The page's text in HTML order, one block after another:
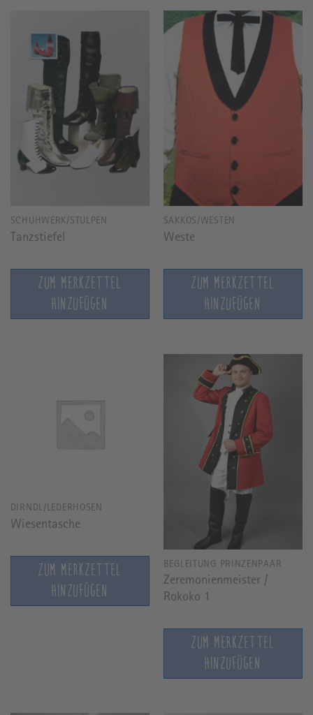
SCHUHWERK/STULPEN
Tanzstiefel
ZUM MERKZETTEL
HINZUFÜGEN
SAKKOS/WESTEN
Weste
ZUM MERKZETTEL
HINZUFÜGEN
DIRNDL/LEDERHOSEN
Wiesentasche
ZUM MERKZETTEL
HINZUFÜGEN
BEGLEITUNG PRINZENPAAR
Zeremonienmeister /
Rokoko 1
ZUM MERKZETTEL
HINZUFÜGEN